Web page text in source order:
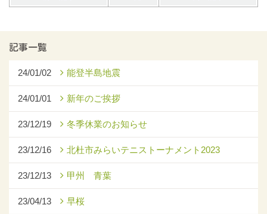
記事一覧
24/01/02 能登半島地震
24/01/01 新年のご挨拶
23/12/19 冬季休業のお知らせ
23/12/16 北杜市みらいテニストーナメント2023
23/12/13 甲州 青葉
23/04/13 早桜